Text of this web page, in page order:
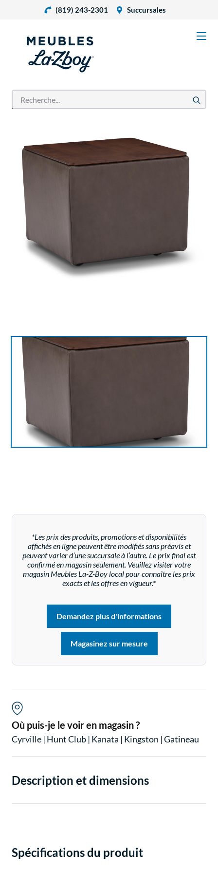
(819) 243-2301 Succursales
Accueil Produits
*Les prix des produits, promotions et disponibilités
affichés en ligne peuvent être modifiés sans préavis et
peuvent varier d’une succursale à l’autre. Le prix final est
confirmé en magasin seulement. Veuillez visiter votre
magasin Meubles La-Z-Boy local pour connaître les prix
exacts et les offres en vigueur.*
Demandez plus d'informations
Magasinez sur mesure
Où puis-je le voir en magasin ?
Cyrville | Hunt Club | Kanata | Kingston |Gatineau
Description et dimensions
Spécifications du produit